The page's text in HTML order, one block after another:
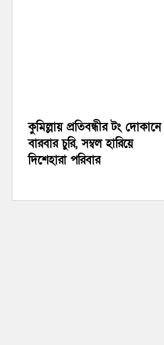
কুমিল্লায় প্রতিবন্ধীর টং দোকানে
বারবার চুরি, সম্বল হারিয়ে
দিশেহারা পরিবার